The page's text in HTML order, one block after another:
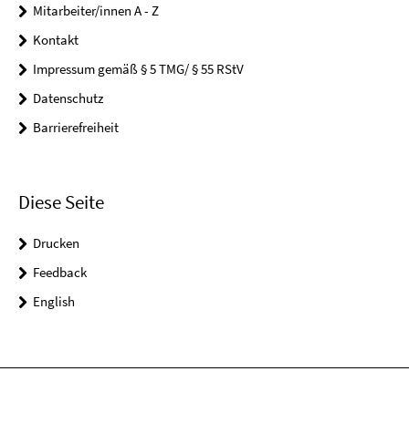
Mitarbeiter/innen A - Z
Kontakt
Impressum gemäß § 5 TMG/ § 55 RStV
Datenschutz
Barrierefreiheit
Diese Seite
Drucken
Feedback
English